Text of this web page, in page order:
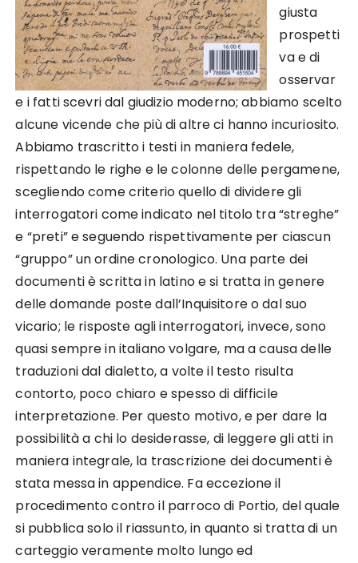
giusta
prospetti
va e di
osservar
e i fatti scevri dal giudizio moderno; abbiamo scelto
alcune vicende che più di altre ci hanno incuriosito.
Abbiamo trascritto i testi in maniera fedele,
rispettando le righe e le colonne delle pergamene,
scegliendo come criterio quello di dividere gli
interrogatori come indicato nel titolo tra “streghe”
e “preti” e seguendo rispettivamente per ciascun
“gruppo” un ordine cronologico. Una parte dei
documenti è scritta in latino e si tratta in genere
delle domande poste dall’Inquisitore o dal suo
vicario; le risposte agli interrogatori, invece, sono
quasi sempre in italiano volgare, ma a causa delle
traduzioni dal dialetto, a volte il testo risulta
contorto, poco chiaro e spesso di difficile
interpretazione. Per questo motivo, e per dare la
possibilità a chi lo desiderasse, di leggere gli atti in
maniera integrale, la trascrizione dei documenti è
stata messa in appendice. Fa eccezione il
procedimento contro il parroco di Portio, del quale
si pubblica solo il riassunto, in quanto si tratta di un
carteggio veramente molto lungo ed